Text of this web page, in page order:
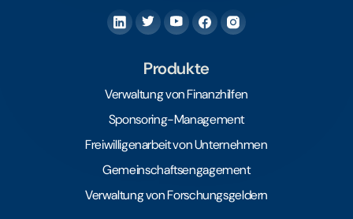
Produkte
Verwaltung von Finanzhilfen
Sponsoring-Management
Freiwilligenarbeit von Unternehmen
Gemeinschaftsengagement
Verwaltung von Forschungsgeldern